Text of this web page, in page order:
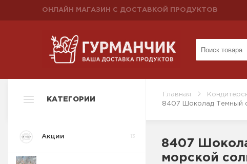
ОНЛАЙН МАГАЗИН С ДОСТАВКОЙ ПРОДУКТОВ
Главная
8407 Шоколад Темный
КАТЕГОРИИ
Акции 13
8407
морской